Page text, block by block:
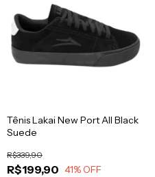
Tênis Lakai New Port All Black
Suede
R$199,90
R$339,90
41% OFF